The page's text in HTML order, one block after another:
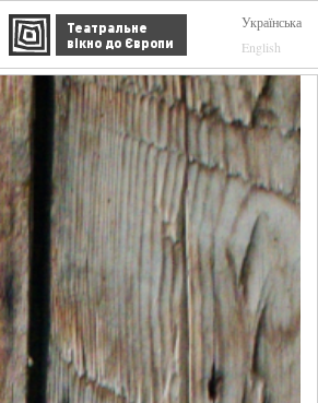
Українська
English
Театральне
вікно до Європи